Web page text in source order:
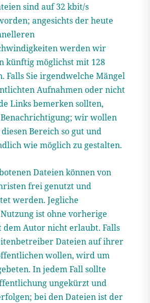
sind auf 32 kbit/s
angesichts der heute
werden wir
künftig möglichst mit 128
Falls Sie irgendwelche Mängel
Aufnahmen oder nicht
Links bemerken sollten,
wir wollen
Bereich so gut und
wie möglich zu gestalten.
Dateien können von
frei genutzt und
werden. Jegliche
ist ohne vorherige
dem Autor nicht erlaubt. Falls
Dateien auf ihrer
wollen, wird um
In jedem Fall sollte
ungekürzt und
bei den Dateien ist der